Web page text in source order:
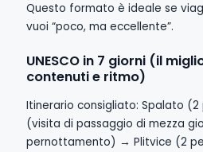
Questo formato è ideale se
vuoi “poco, ma eccellente”.
UNESCO in 7 giorni (il
contenuti e ritmo)
Itinerario consigliato: Spalato
(visita di passaggio di mezza
pernottamento) → Plitvice (2